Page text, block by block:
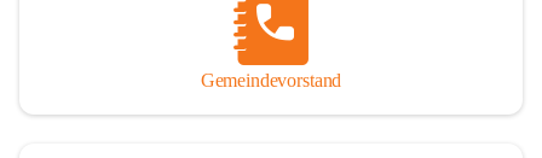
1926. Es folgten Arbeitslosigkeit, Preissteigerung und
Unanbringlichkeit von Produkten. Daher wurde der
Anschluss an das Deutsche Reich begrüßt. Als der Zweite
Weltkrieg ausbrach, schwang die Stimmung um. Es starben
26 Männer an der Front, weitere 16 werden vermisst.
Gemeindevorstand